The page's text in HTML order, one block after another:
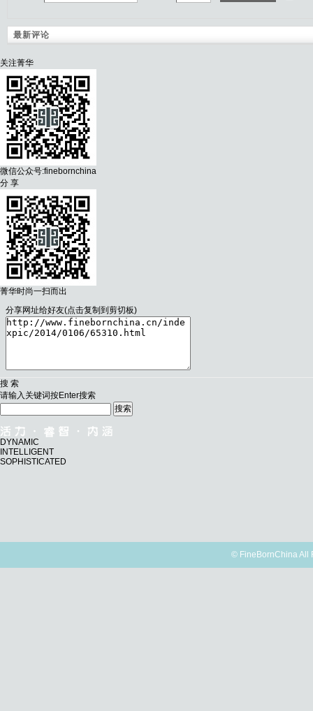
最新评论
关注菁华
微信公众号:finebornchina
分 享
菁华时尚一扫而出
分享网址给好友(点击复制到剪切板)
搜 索
请输入关键词按Enter搜索
搜索
DYNAMIC
INTELLIGENT
SOPHISTICATED
© FineBornChina All